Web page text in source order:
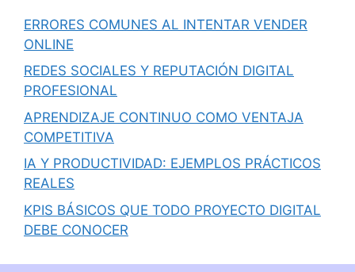
ERRORES COMUNES AL INTENTAR VENDER
ONLINE
REDES SOCIALES Y REPUTACIÓN DIGITAL
PROFESIONAL
APRENDIZAJE CONTINUO COMO VENTAJA
COMPETITIVA
IA Y PRODUCTIVIDAD: EJEMPLOS PRÁCTICOS
REALES
KPIS BÁSICOS QUE TODO PROYECTO DIGITAL
DEBE CONOCER